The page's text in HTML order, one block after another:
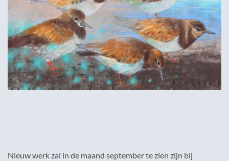
Nieuw werk zal in de maand september te zien zijn bij